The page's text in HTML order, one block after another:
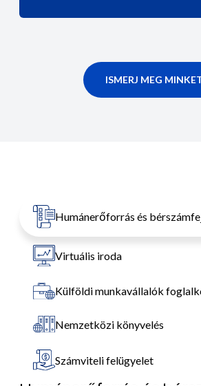
ISMERJ MEG
Humánerőforrás és
Virtuális iroda
Külföldi munkavállalók
Nemzetközi könyvelés
Számviteli felügyelet